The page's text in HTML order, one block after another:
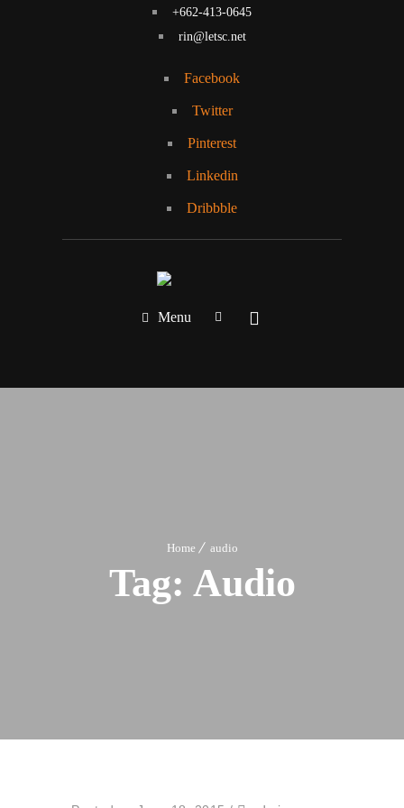
+662-413-0645
rin@letsc.net
Facebook
Twitter
Pinterest
Linkedin
Dribbble
Menu
Home audio
Tag: Audio